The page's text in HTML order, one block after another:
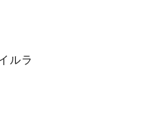
ルラ